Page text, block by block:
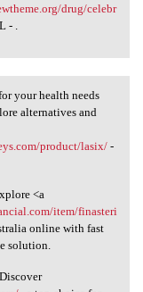
drug/celebr
- .
for
your health needs
alternatives and
product/lasix/-
<a
item/finasteri
online with fast
solution.